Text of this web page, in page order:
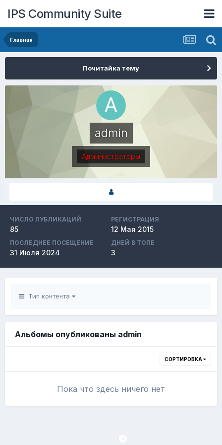
IPS Community Suite
Главная
Почитайка тему
admin
Администраторы
ЧИСЛО ПУБЛИКАЦИЙ
85
РЕГИСТРАЦИЯ
12 Мая 2015
ПОСЛЕДНЕЕ ПОСЕЩЕНИЕ
31 Июля 2024
ДНЕЙ В ТОПЕ
3
Тип контента
Альбомы опубликованы admin
СОРТИРОВКА
Пока что здесь ничего нет